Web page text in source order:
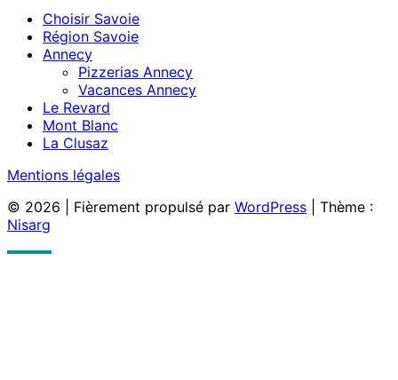
Choisir Savoie
Région Savoie
Annecy
Pizzerias Annecy
Vacances Annecy
Le Revard
Mont Blanc
La Clusaz
Mentions légales
© 2026
Fièrement propulsé par WordPress
Thème :
Nisarg